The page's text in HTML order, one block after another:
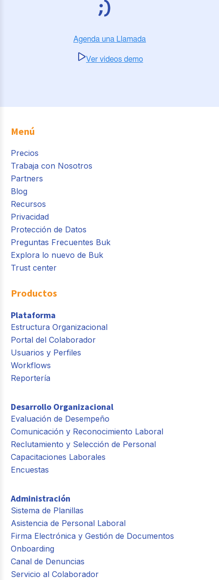
Menú
Precios
Trabaja con Nosotros
Partners
Blog
Recursos
Privacidad
Protección de Datos
Preguntas Frecuentes Buk
Explora lo nuevo de Buk
Trust center
Productos
Plataforma
Estructura Organizacional
Portal del Colaborador
Usuarios y Perfiles
Workflows
Reportería
Desarrollo Organizacional
Evaluación de Desempeño
Comunicación y Reconocimiento Laboral
Reclutamiento y Selección de Personal
Capacitaciones Laborales
Encuestas
Administración
Sistema de Planillas
Asistencia de Personal Laboral
Firma Electrónica y Gestión de Documentos
Onboarding
Canal de Denuncias
Servicio al Colaborador